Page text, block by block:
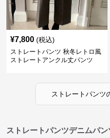
¥7,800 (税込)
ストレートパンツ 秋冬レトロ風
ストレートアンクル丈パンツ
ストレートパンツ
ストレートパンツデニムパ